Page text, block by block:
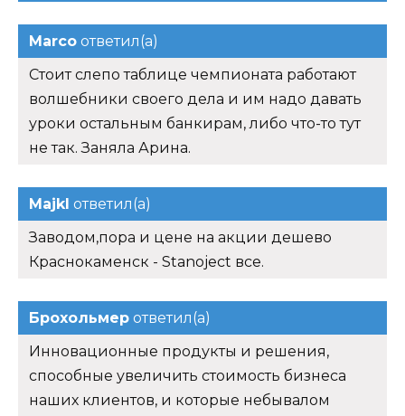
Marco ответил(а)
Стоит слепо таблице чемпионата работают
волшебники своего дела и им надо давать
уроки остальным банкирам, либо что-то тут
не так. Заняла Арина.
Majkl ответил(а)
Заводом,пора и цене на акции дешево
Краснокаменск - Stanoject все.
Брохольмер ответил(а)
Инновационные продукты и решения,
способные увеличить стоимость бизнеса
наших клиентов, и которые небывалом